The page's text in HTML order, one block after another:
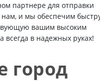
партнере для отправки
нам, и мы обеспечим
вашим высоким
в надежных руках!
город